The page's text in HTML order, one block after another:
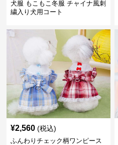
犬服 もこもこ冬服 チャイナ風刺
繍入り犬用コート
¥2,560 (税込)
ふんわりチェック柄ワンピース